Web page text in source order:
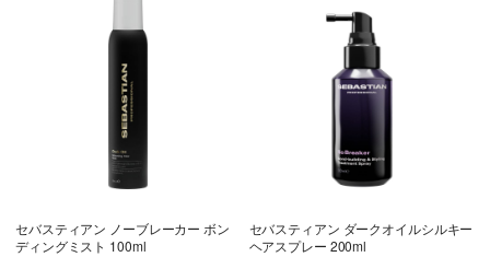
セバスティアン ノーブレーカー ボン
ディングミスト 100ml
セバスティアン ダークオイルシルキー
ヘアスプレー 200ml